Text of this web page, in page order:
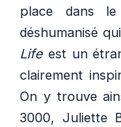
place dans
déshumanisé
Life est un
clairement
On y trouve
3000, Juliette